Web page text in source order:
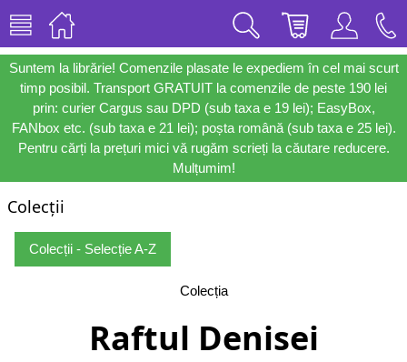
Suntem la librărie! Comenzile plasate le expediem în cel mai scurt
timp posibil. Transport GRATUIT la comenzile de peste 190 lei
prin: curier Cargus sau DPD (sub taxa e 19 lei); EasyBox,
FANbox etc. (sub taxa e 21 lei); poșta română (sub taxa e 25 lei).
Pentru cărți la prețuri mici vă rugăm scrieți la căutare reducere.
Mulțumim!
Colecții
Colecții - Selecție A-Z
Colecția
Raftul Denisei